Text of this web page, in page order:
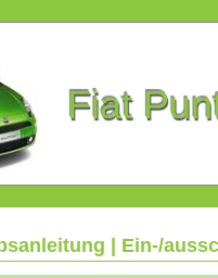
Fiat
| Ein-/